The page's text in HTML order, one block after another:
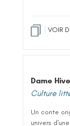
VOIR
Dame
Culture
Un conte
univers